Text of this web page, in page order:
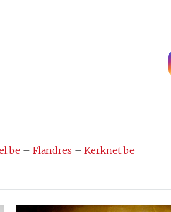
– Flandres – Kerknet.be